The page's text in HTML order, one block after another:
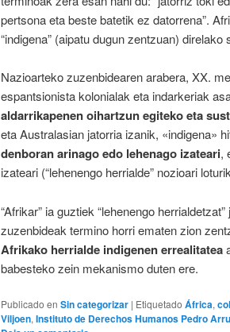
pertsona eta beste batetik ez datorrena”.
“indigena” (aipatu dugun zentzuan) direlako
Nazioarteko zuzenbidearen arabera, XX.
espantsionista kolonialak eta indarkeriak
aldarrikapenen oihartzun egitekoeta
eta Australasian jatorria izanik, «indigena»
denboran arinago edo lehenago izateari,
izateari (“lehenengo herrialde” nozioari
“Afrikar” ia guztiek “lehenengo
zuzenbideak termino horri ematen zion
Afrikako herrialde indigenen errealitatea
babesteko zein mekanismo duten ere.
Publicado en Sin categorizar | Etiquetado África,
Viljoen, Instituto de Derechos Humanos Pedro